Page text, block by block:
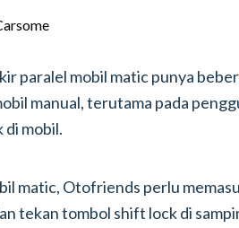
paralel mobil matic punya
manual, terutama pada
di mobil.
matic, Otofriends perlu
tekan tombol shift lock di